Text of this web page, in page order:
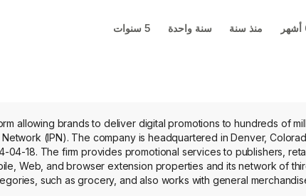
منذ سنة سنة واحدة 5 سنوات
allowing brands to deliver digital promotions to hundreds of
(IPN). The company is headquartered in Denver,
18. The firm provides promotional services to publishers,
Web, and browser extension properties and its network of
such as grocery, and also works with general